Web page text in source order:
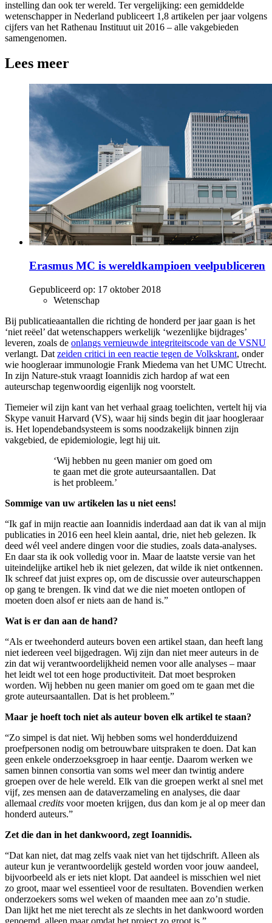
instelling dan ook ter wereld. Ter vergelijking: een gemiddelde
wetenschapper in Nederland publiceert 1,8 artikelen per jaar volgens
cijfers van het Rathenau Instituut uit 2016 – alle vakgebieden
samengenomen.
Lees meer
Erasmus MC is wereldkampioen veelpubliceren
Gepubliceerd op: 17 oktober 2018
Wetenschap
Bij publicatieaantallen die richting de honderd per jaar gaan is het
‘niet reëel’ dat wetenschappers werkelijk ‘wezenlijke bijdrages’
leveren, zoals de onlangs vernieuwde integriteitscode van de VSNU
verlangt. Dat zeiden critici in een reactie tegen de Volkskrant, onder
wie hoogleraar immunologie Frank Miedema van het UMC Utrecht.
In zijn Nature-stuk vraagt Ioannidis zich hardop af wat een
auteurschap tegenwoordig eigenlijk nog voorstelt.
Tiemeier wil zijn kant van het verhaal graag toelichten, vertelt hij via
Skype vanuit Harvard (VS), waar hij sinds begin dit jaar hoogleraar
is. Het lopendebandsysteem is soms noodzakelijk binnen zijn
vakgebied, de epidemiologie, legt hij uit.
‘Wij hebben nu geen manier om goed om
te gaan met die grote auteursaantallen. Dat
is het probleem.’
Sommige van uw artikelen las u niet eens!
“Ik gaf in mijn reactie aan Ioannidis inderdaad aan dat ik van al mijn
publicaties in 2016 een heel klein aantal, drie, niet heb gelezen. Ik
deed wél veel andere dingen voor die studies, zoals data-analyses.
En daar sta ik ook volledig voor in. Maar de laatste versie van het
uiteindelijke artikel heb ik niet gelezen, dat wilde ik niet ontkennen.
Ik schreef dat juist expres op, om de discussie over auteurschappen
op gang te brengen. Ik vind dat we die niet moeten ontlopen of
moeten doen alsof er niets aan de hand is.”
Wat is er dan aan de hand?
“Als er tweehonderd auteurs boven een artikel staan, dan heeft lang
niet iedereen veel bijgedragen. Wij zijn dan niet meer auteurs in de
zin dat wij verantwoordelijkheid nemen voor alle analyses – maar
het leidt wel tot een hoge productiviteit. Dat moet besproken
worden. Wij hebben nu geen manier om goed om te gaan met die
grote auteursaantallen. Dat is het probleem.”
Maar je hoeft toch niet als auteur boven elk artikel te staan?
“Zo simpel is dat niet. Wij hebben soms wel honderdduizend
proefpersonen nodig om betrouwbare uitspraken te doen. Dat kan
geen enkele onderzoeksgroep in haar eentje. Daarom werken we
samen binnen consortia van soms wel meer dan twintig andere
groepen over de hele wereld. Elk van die groepen werkt al snel met
vijf, zes mensen aan de dataverzameling en analyses, die daar
allemaal credits voor moeten krijgen, dus dan kom je al op meer dan
honderd auteurs.”
Zet die dan in het dankwoord, zegt Ioannidis.
“Dat kan niet, dat mag zelfs vaak niet van het tijdschrift. Alleen als
auteur kun je verantwoordelijk gesteld worden voor jouw aandeel,
bijvoorbeeld als er iets niet klopt. Dat aandeel is misschien wel niet
zo groot, maar wel essentieel voor de resultaten. Bovendien werken
onderzoekers soms wel weken of maanden mee aan zo’n studie.
Dan lijkt het me niet terecht als ze slechts in het dankwoord worden
genoemd, alleen maar omdat het project zo groot is.”